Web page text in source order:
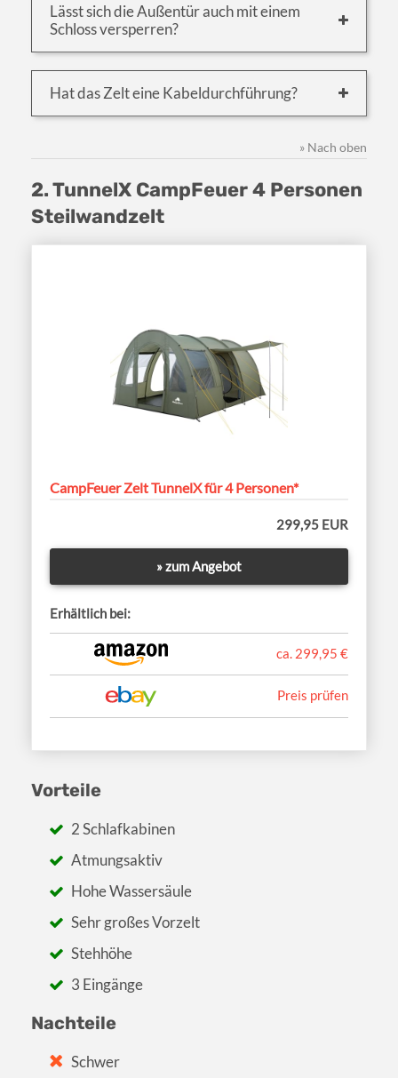
Lässt sich die Außentür auch mit einem
Schloss versperren?
Hat das Zelt eine Kabeldurchführung?
» Nach oben
2. TunnelX CampFeuer 4 Personen
Steilwandzelt
CampFeuer Zelt TunnelX für 4 Personen*
299,95 EUR
» zum Angebot
Erhältlich bei:
ca. 299,95 €
Preis prüfen
Vorteile
2 Schlafkabinen
Atmungsaktiv
Hohe Wassersäule
Sehr großes Vorzelt
Stehhöhe
3 Eingänge
Nachteile
Schwer